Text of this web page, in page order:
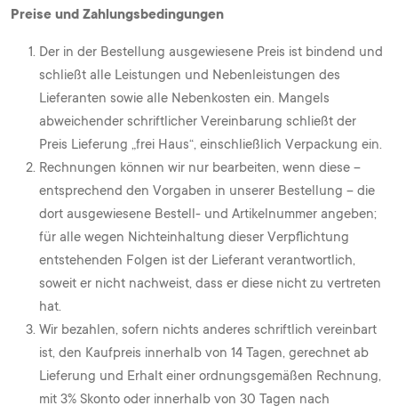
Preise und Zahlungsbedingungen
Der in der Bestellung ausgewiesene Preis ist bindend und
schließt alle Leistungen und Nebenleistungen des
Lieferanten sowie alle Nebenkosten ein. Mangels
abweichender schriftlicher Vereinbarung schließt der
Preis Lieferung „frei Haus“, einschließlich Verpackung ein.
Rechnungen können wir nur bearbeiten, wenn diese –
entsprechend den Vorgaben in unserer Bestellung – die
dort ausgewiesene Bestell- und Artikelnummer angeben;
für alle wegen Nichteinhaltung dieser Verpflichtung
entstehenden Folgen ist der Lieferant verantwortlich,
soweit er nicht nachweist, dass er diese nicht zu vertreten
hat.
Wir bezahlen, sofern nichts anderes schriftlich vereinbart
ist, den Kaufpreis innerhalb von 14 Tagen, gerechnet ab
Lieferung und Erhalt einer ordnungsgemäßen Rechnung,
mit 3% Skonto oder innerhalb von 30 Tagen nach